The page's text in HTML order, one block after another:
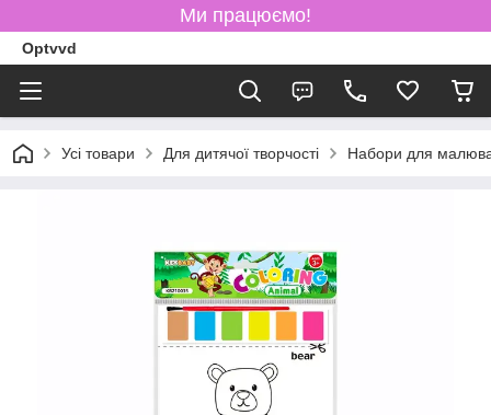
Ми працюємо!
Optvvd
Усі товари Для дитячої творчості Набори для